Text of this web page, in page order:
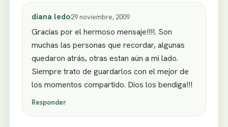
diana ledo29 noviembre, 2009
Gracias por el hermoso mensaje!!!!. Son
muchas las personas que recordar, algunas
quedaron atrás, otras estan aún a mi lado.
Siempre trato de guardarlos con el mejor de
los momentos compartido. Dios los bendiga!!!
Responder